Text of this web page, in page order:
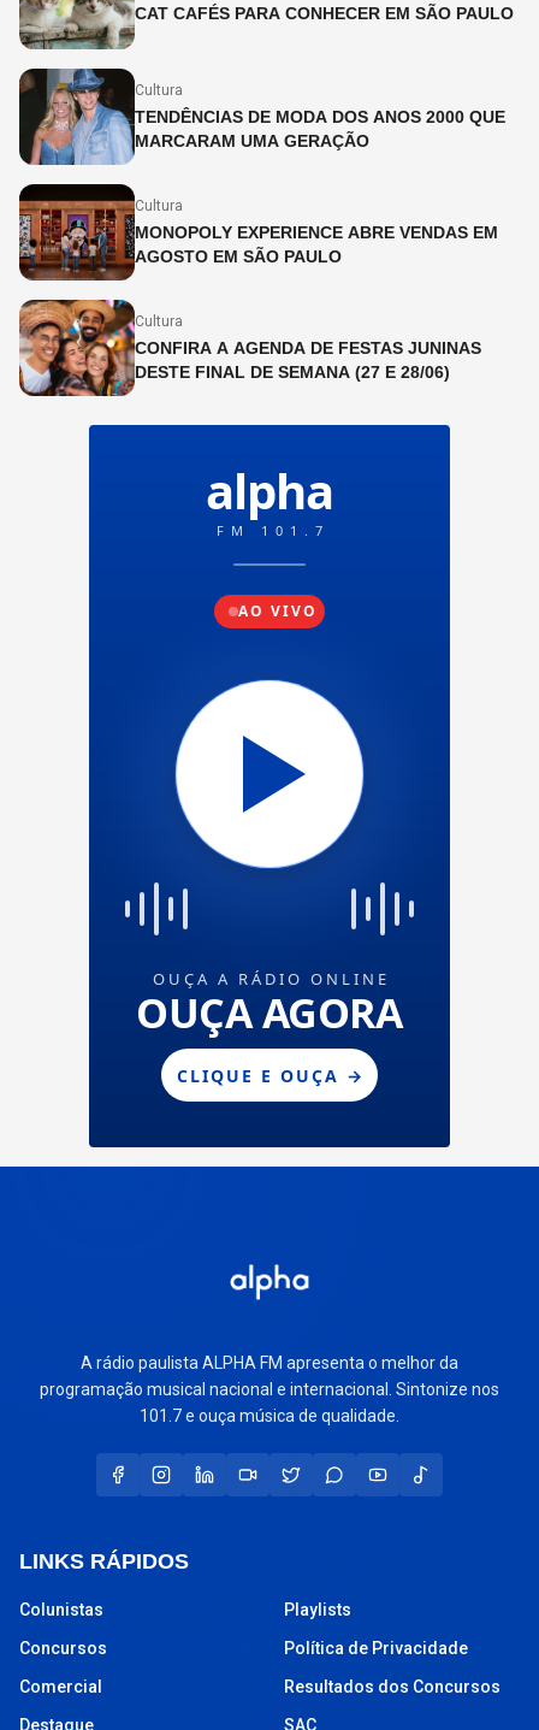
CAT CAFÉS PARA CONHECER EM SÃO PAULO
Cultura
TENDÊNCIAS DE MODA DOS ANOS 2000 QUE
MARCARAM UMA GERAÇÃO
Cultura
MONOPOLY EXPERIENCE ABRE VENDAS EM
AGOSTO EM SÃO PAULO
Cultura
CONFIRA A AGENDA DE FESTAS JUNINAS
DESTE FINAL DE SEMANA (27 E 28/06)
A rádio paulista ALPHA FM apresenta o melhor da
programação musical nacional e internacional. Sintonize nos
101.7 e ouça música de qualidade.
LINKS RÁPIDOS
Colunistas
Concursos
Comercial
Destaque
Playlists
Política de Privacidade
Resultados dos Concursos
SAC